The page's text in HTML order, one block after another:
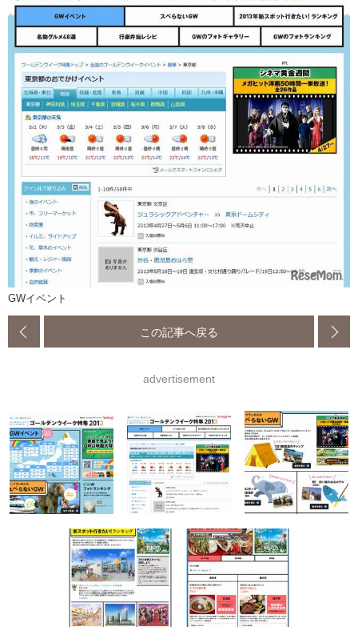
GWイベント
この記事へ戻る
advertisement